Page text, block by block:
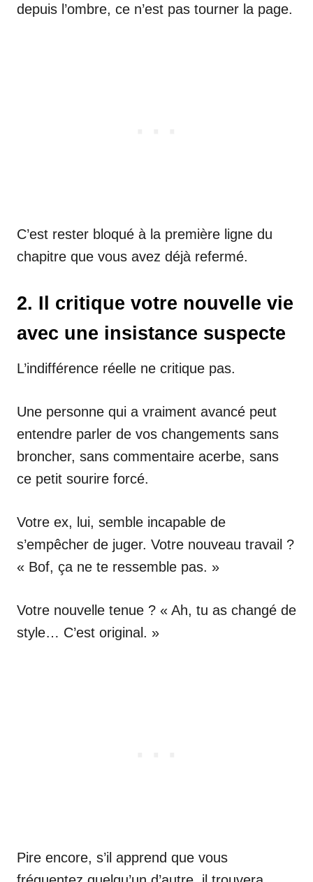
depuis l’ombre, ce n’est pas tourner la page.
C’est rester bloqué à la première ligne du
chapitre que vous avez déjà refermé.
2. Il critique votre nouvelle vie
avec une insistance suspecte
L’indifférence réelle ne critique pas.
Une personne qui a vraiment avancé peut
entendre parler de vos changements sans
broncher, sans commentaire acerbe, sans
ce petit sourire forcé.
Votre ex, lui, semble incapable de
s’empêcher de juger. Votre nouveau travail ?
« Bof, ça ne te ressemble pas. »
Votre nouvelle tenue ? « Ah, tu as changé de
style… C’est original. »
Pire encore, s’il apprend que vous